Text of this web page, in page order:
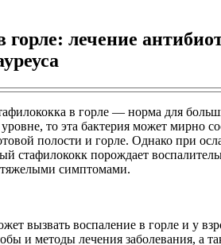
лечение
в горле — норма для
то эта бактерия может мирно
полости и горле. Однако при
стафилококк порождает
симптомами.
вызвать воспаление в горле и у
и методы лечения заболевания, а